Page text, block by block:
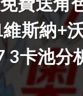
斯納+
3卡池